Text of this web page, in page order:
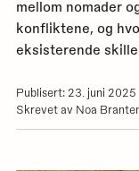
mellom nomader
konfliktene, og
eksisterende
Publisert: 23. juni 2025
Skrevet av Noa